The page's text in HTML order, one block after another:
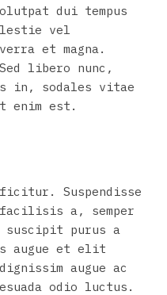
dui tempus
vel
et magna.
libero nunc,
in, sodales vitae
enim est.
Suspendisse
a, semper
purus a
augue et elit
augue ac
odio luctus.